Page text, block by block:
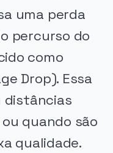
uma perda
percurso do
como
Drop). Essa
distâncias
quando são
qualidade.